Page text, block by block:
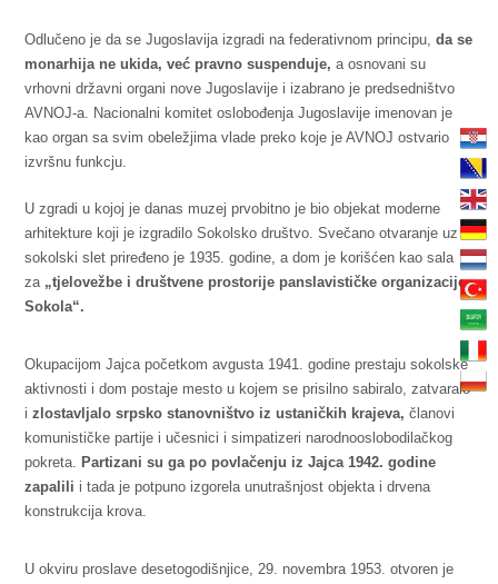
Odlučeno je da se Jugoslavija izgradi na federativnom principu,da se
monarhija ne ukida, već pravno suspenduje, a osnovani su
vrhovni državni organi nove Jugoslavije i izabrano je predsedništvo
AVNOJ-a. Nacionalni komitet oslobođenja Jugoslavije imenovan je
kao organ sa svim obeležjima vlade preko koje je AVNOJ ostvario
izvršnu funkcju.
U zgradi u kojoj je danas muzej prvobitno je bio objekat moderne
arhitekture koji je izgradilo Sokolsko društvo. Svečano otvaranje uz
sokolski slet priređeno je 1935. godine, a dom je korišćen kao sala
za „tjelovežbe i društvene prostorije panslavističke organizacije
Sokola“.
Okupacijom Jajca početkom avgusta 1941. godine prestaju sokolske
aktivnosti i dom postaje mesto u kojem se prisilno sabiralo, zatvaralo
izlostavljalo srpsko stanovništvo iz ustaničkih krajeva, članovi
komunističke partije i učesnici i simpatizeri narodnooslobodilačkog
pokreta. Partizani su ga po povlačenju iz Jajca 1942. godine
zapalili i tada je potpuno izgorela unutrašnjost objekta i drvena
konstrukcija krova.
U okviru proslave desetogodišnjice, 29. novembra 1953. otvoren je